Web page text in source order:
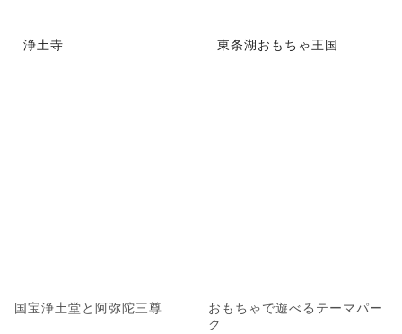
浄土寺
国宝浄土堂と阿弥陀三尊
東条湖おもちゃ王国
おもちゃで遊べるテーマパー
ク